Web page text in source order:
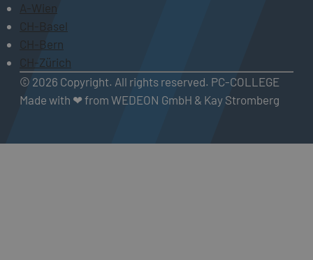
A-Wien
CH-Basel
CH-Bern
CH-Zürich
© 2026 Copyright. All rights reserved. PC-COLLEGE
Made with ❤ from WEDEON GmbH & Kay Stromberg